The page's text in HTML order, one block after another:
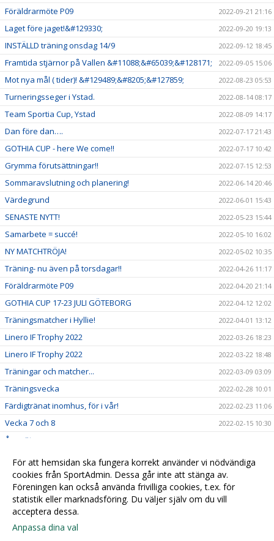
Föräldrarmöte P09 2022-09-21 21:16
Laget före jaget!&#129330; 2022-09-20 19:13
INSTÄLLD träning onsdag 14/9 2022-09-12 18:45
Framtida stjärnor på Vallen &#11088;&#65039;&#128171; 2022-09-05 15:06
Mot nya mål ( tider)! &#129489;&#8205;&#127859; 2022-08-23 05:53
Turneringsseger i Ystad. 2022-08-14 08:17
Team Sportia Cup, Ystad 2022-08-09 14:17
Dan före dan…. 2022-07-17 21:43
GOTHIA CUP - here We come!! 2022-07-17 10:42
Grymma förutsättningar!! 2022-07-15 12:53
Sommaravslutning och planering! 2022-06-14 20:46
Värdegrund 2022-06-01 15:43
SENASTE NYTT! 2022-05-23 15:44
Samarbete = succé! 2022-05-10 16:02
NY MATCHTRÖJA! 2022-05-02 10:35
Träning- nu även på torsdagar!! 2022-04-26 11:17
Föräldrarmöte P09 2022-04-20 21:14
GOTHIA CUP 17-23 JULI GÖTEBORG 2022-04-12 12:02
Träningsmatcher i Hyllie! 2022-04-01 13:12
Linero IF Trophy 2022 2022-03-26 18:23
Linero IF Trophy 2022 2022-03-22 18:48
Träningar och matcher... 2022-03-09 03:09
Träningsvecka 2022-02-28 10:01
Färdigtränat inomhus, för i vår! 2022-02-23 11:06
Vecka 7 och 8 2022-02-15 10:30
Årsmöte
Försäsongen fortsätter! 2022-01-27 13:06
Längre inomhusträningar på fredagar!! 2022-01-19 09:52
Nu är UIF P2009 igång med Sport Admin! 2022-01-13 14:32
För att hemsidan ska fungera korrekt använder vi nödvändiga
cookies från SportAdmin. Dessa går inte att stänga av.
Föreningen kan också använda frivilliga cookies, t.ex. för
statistik eller marknadsföring. Du väljer själv om du vill
acceptera dessa.
Anpassa dina val